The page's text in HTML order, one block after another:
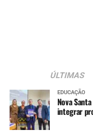
ÚLTIMAS
EDUCAÇÃO
Nova
integrar